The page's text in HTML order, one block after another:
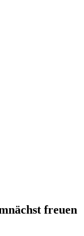
freuen